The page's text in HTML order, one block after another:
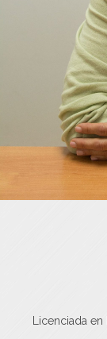
Licenciada en